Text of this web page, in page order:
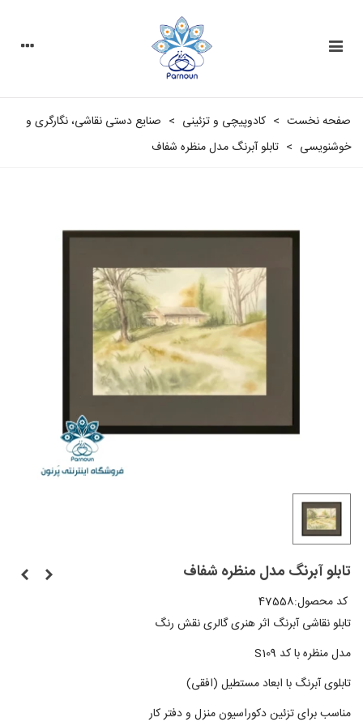
صفحه نخست > کادوپیچی و تزئینی > صنایع دستی نقاشی، نگارگری و
خوشنویسی > تابلو آبرنگ مدل منظره شفاف
تابلو آبرنگ مدل منظره شفاف
کد محصول:47558
تابلو نقاشی آبرنگ اثر هنری گالری نقش رنگ
مدل منظره با کد S109
تابلوی آبرنگ با ابعاد مستطیل (افقی)
مناسب برای تزئین دکوراسیون منزل و دفتر کار